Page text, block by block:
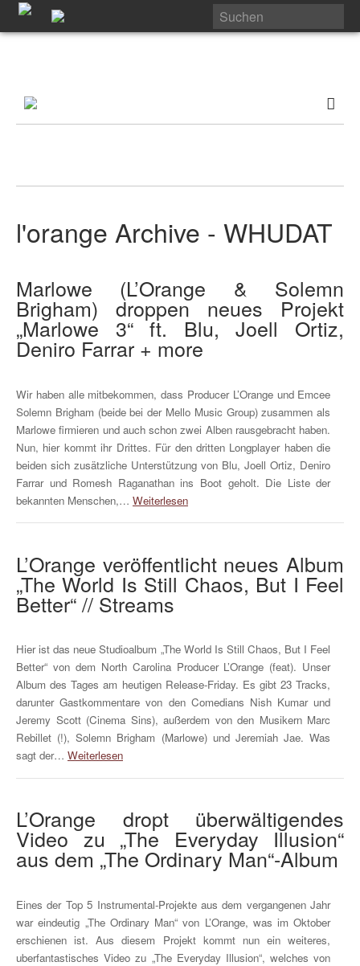
l'orange Archive - WHUDAT
Marlowe (L’Orange & Solemn
Brigham) droppen neues Projekt
„Marlowe 3“ ft. Blu, Joell Ortiz,
Deniro Farrar + more
Wir haben alle mitbekommen, dass Producer L’Orange und Emcee
Solemn Brigham (beide bei der Mello Music Group) zusammen als
Marlowe firmieren und auch schon zwei Alben rausgebracht haben.
Nun, hier kommt ihr Drittes. Für den dritten Longplayer haben die
beiden sich zusätzliche Unterstützung von Blu, Joell Ortiz, Deniro
Farrar und Romesh Raganathan ins Boot geholt. Die Liste der
bekannten Menschen,… Weiterlesen
L’Orange veröffentlicht neues Album
„The World Is Still Chaos, But I Feel
Better“ // Streams
Hier ist das neue Studioalbum „The World Is Still Chaos, But I Feel
Better“ von dem North Carolina Producer L’Orange (feat). Unser
Album des Tages am heutigen Release-Friday. Es gibt 23 Tracks,
darunter Gastkommentare von den Comedians Nish Kumar und
Jeremy Scott (Cinema Sins), außerdem von den Musikern Marc
Rebillet (!), Solemn Brigham (Marlowe) und Jeremiah Jae. Was
sagt der… Weiterlesen
L’Orange dropt überwältigendes
Video zu „The Everyday Illusion“
aus dem „The Ordinary Man“-Album
Eines der Top 5 Instrumental-Projekte aus dem vergangenen Jahr
war eindeutig „The Ordinary Man“ von L’Orange, was im Oktober
erschienen ist. Aus diesem Projekt kommt nun ein weiteres,
uberfantastisches Video zu „The Everyday Illusion“, welches von